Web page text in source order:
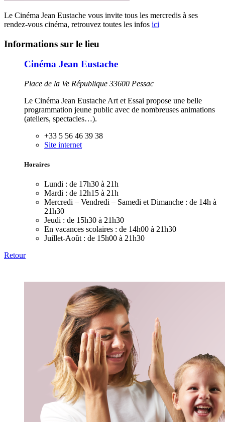
Le Cinéma Jean Eustache vous invite tous les mercredis à ses
rendez-vous cinéma, retrouvez toutes les infos ici
Informations sur le lieu
Cinéma Jean Eustache
Place de la Ve République 33600 Pessac
Le Cinéma Jean Eustache Art et Essai propose une belle
programmation jeune public avec de nombreuses animations
(ateliers, spectacles…).
+33 5 56 46 39 38
Site internet
Horaires
Lundi : de 17h30 à 21h
Mardi : de 12h15 à 21h
Mercredi – Vendredi – Samedi et Dimanche : de 14h à
21h30
Jeudi : de 15h30 à 21h30
En vacances scolaires : de 14h00 à 21h30
Juillet-Août : de 15h00 à 21h30
Retour